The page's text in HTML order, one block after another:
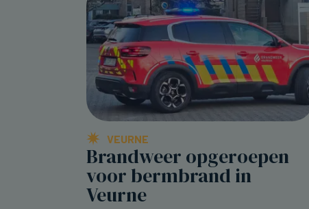
VEURNE
Brandweer opgeroepen
voor bermbrand in
Veurne